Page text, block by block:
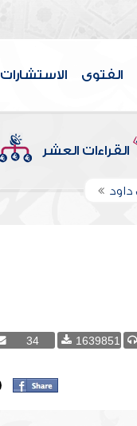
الفتوى الاستشارات
القراءات العشر
1639851
34